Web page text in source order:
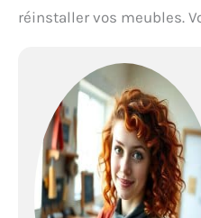
réinstaller vos meubles.